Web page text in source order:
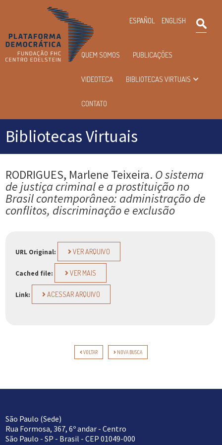
ESPAÑOL ENGLISH
Menu
principal
QUEM SOMOS PUBLICAÇÕES
VIDEOTECA BIBLIOTECAS VIRTUAIS
CONTATO
Bibliotecas Virtuais
RODRIGUES, Marlene Teixeira. O sistema
de justiça criminal e a prostituição no
Brasil contemporâneo: administração de
conflitos, discriminação e exclusão
URL Original: VER ARQUIVO
Cached file: VER MAIS
Link: ACESSAR ARQUIVO
VOLTAR NOVA BUSCA
São Paulo (Sede)
Rua Formosa, 367, 6º andar - Centro
São Paulo - SP - Brasil - CEP 01049-000